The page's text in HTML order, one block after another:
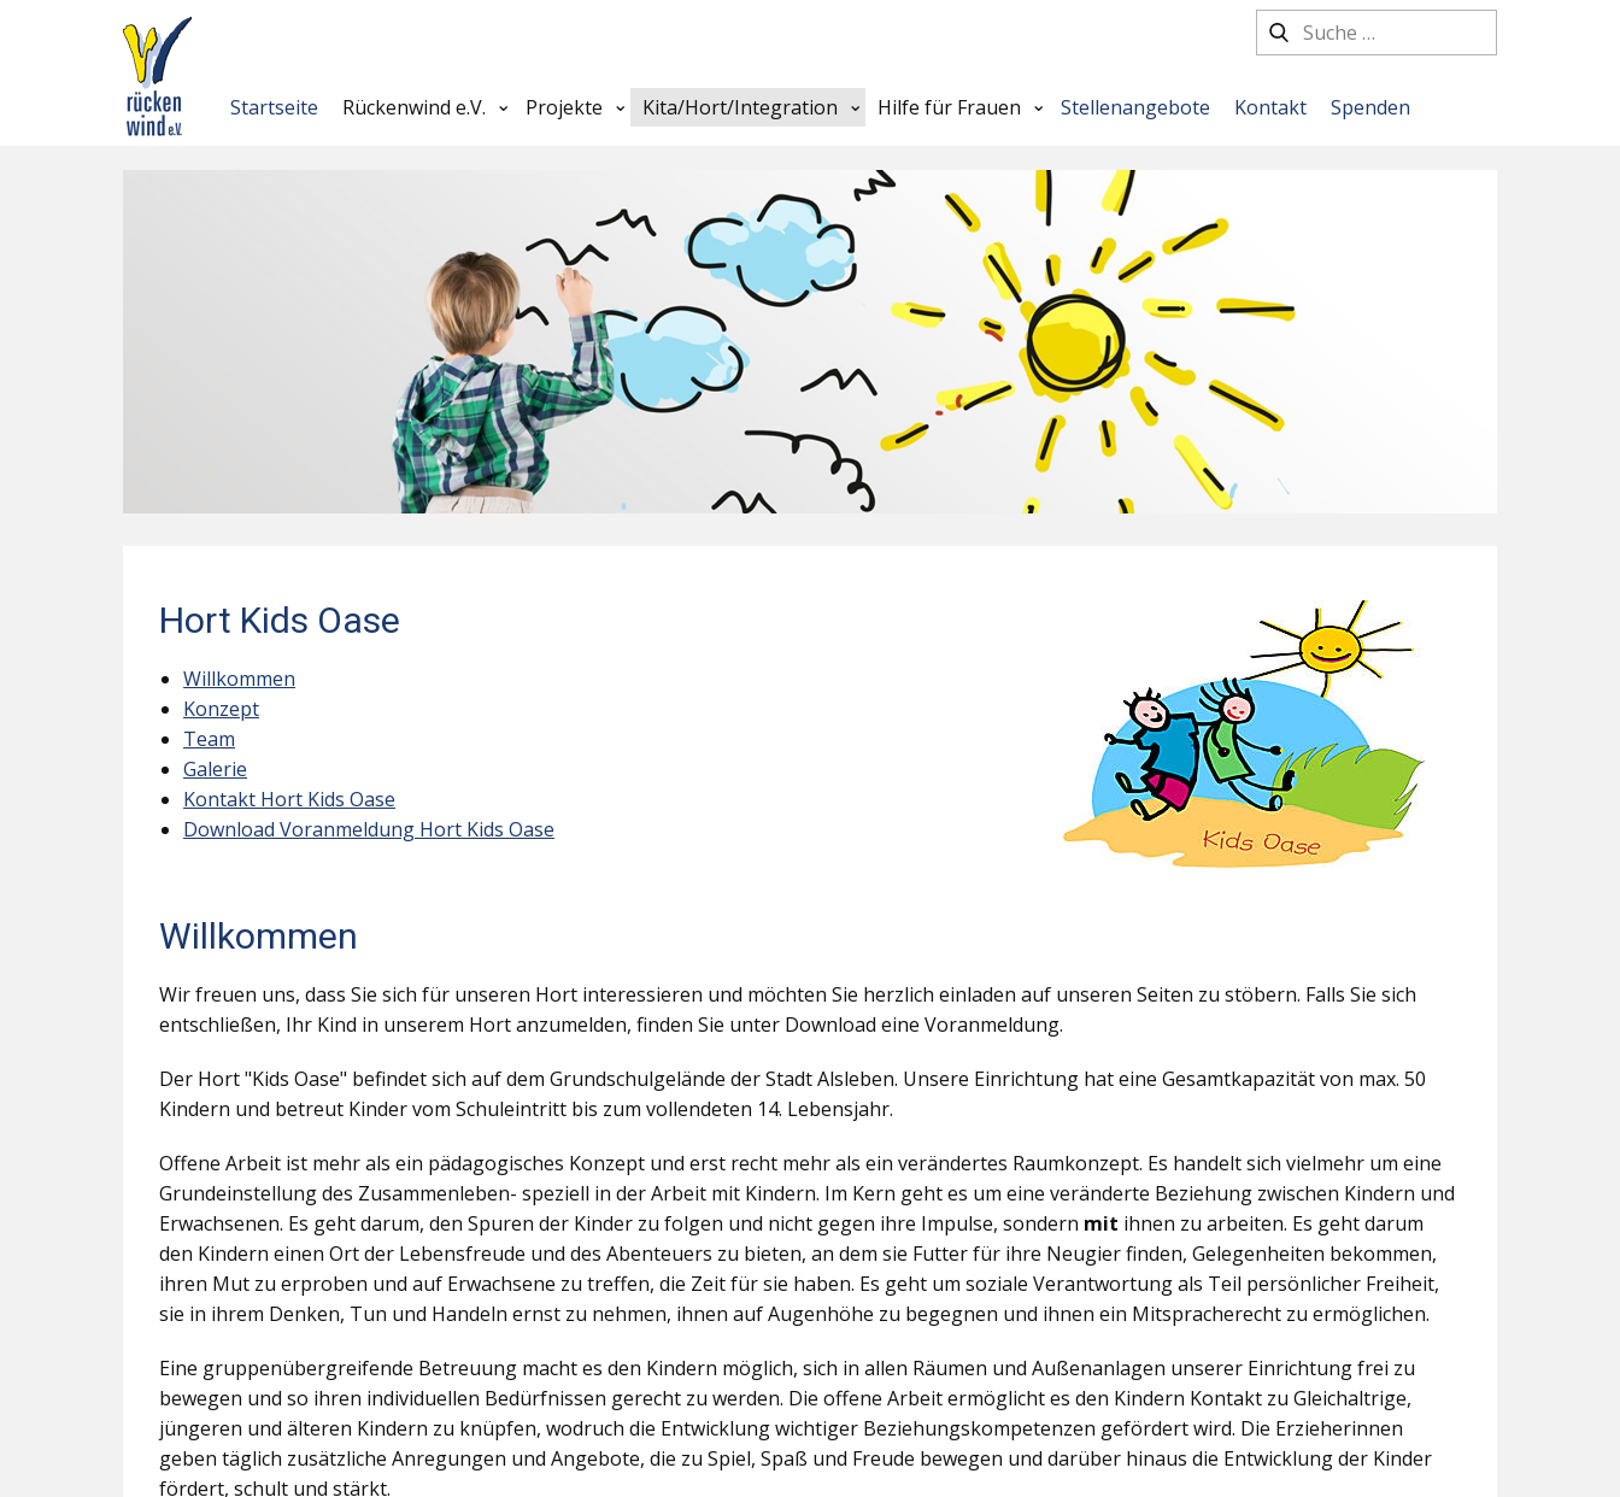
Startseite Rückenwind e.V. Projekte Kita/Hort/Integration Hilfe für Frauen Stellenangebote Kontakt Spenden
Hort Kids Oase
Willkommen
Konzept
Team
Galerie
Kontakt Hort Kids Oase
Download Voranmeldung Hort Kids Oase
Willkommen
Wir freuen uns, dass Sie sich für unseren Hort interessieren und möchten Sie herzlich einladen auf unseren Seiten zu stöbern. Falls Sie sich
entschließen, Ihr Kind in unserem Hort anzumelden, finden Sie unter Download eine Voranmeldung.
Der Hort "Kids Oase" befindet sich auf dem Grundschulgelände der Stadt Alsleben. Unsere Einrichtung hat eine Gesamtkapazität von max. 50
Kindern und betreut Kinder vom Schuleintritt bis zum vollendeten 14. Lebensjahr.
Offene Arbeit ist mehr als ein pädagogisches Konzept und erst recht mehr als ein verändertes Raumkonzept. Es handelt sich vielmehr um eine
Grundeinstellung des Zusammenleben- speziell in der Arbeit mit Kindern. Im Kern geht es um eine veränderte Beziehung zwischen Kindern und
Erwachsenen. Es geht darum, den Spuren der Kinder zu folgen und nicht gegen ihre Impulse, sondern mit ihnen zu arbeiten. Es geht darum
den Kindern einen Ort der Lebensfreude und des Abenteuers zu bieten, an dem sie Futter für ihre Neugier finden, Gelegenheiten bekommen,
ihren Mut zu erproben und auf Erwachsene zu treffen, die Zeit für sie haben. Es geht um soziale Verantwortung als Teil persönlicher Freiheit,
sie in ihrem Denken, Tun und Handeln ernst zu nehmen, ihnen auf Augenhöhe zu begegnen und ihnen ein Mitspracherecht zu ermöglichen.
Eine gruppenübergreifende Betreuung macht es den Kindern möglich, sich in allen Räumen und Außenanlagen unserer Einrichtung frei zu
bewegen und so ihren individuellen Bedürfnissen gerecht zu werden. Die offene Arbeit ermöglicht es den Kindern Kontakt zu Gleichaltrige,
jüngeren und älteren Kindern zu knüpfen, wodruch die Entwicklung wichtiger Beziehungskompetenzen gefördert wird. Die Erzieherinnen
geben täglich zusätzliche Anregungen und Angebote, die zu Spiel, Spaß und Freude bewegen und darüber hinaus die Entwicklung der Kinder
fördert, schult und stärkt.